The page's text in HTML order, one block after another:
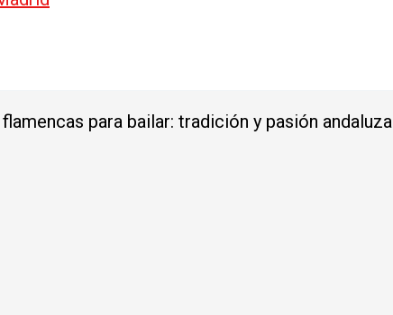
para bailar: tradición y pasión andaluza